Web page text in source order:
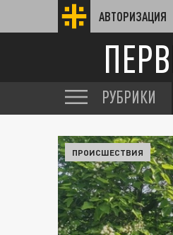
АВТОРИЗАЦИЯ
РУБРИКИ
ПРОИСШЕСТВИЯ